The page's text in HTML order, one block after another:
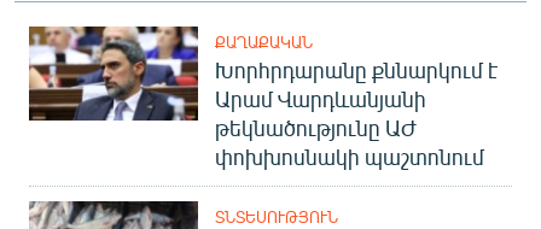
ՔԱՂԱՔԱԿԱՆ
Խորհրդարանը քննարկում է
Արամ Վարդևանյանի
թեկնածությունը ԱԺ
փոխխոսնակի պաշտոնում
ՏՆՏԵՍՈՒԹՅՈՒՆ